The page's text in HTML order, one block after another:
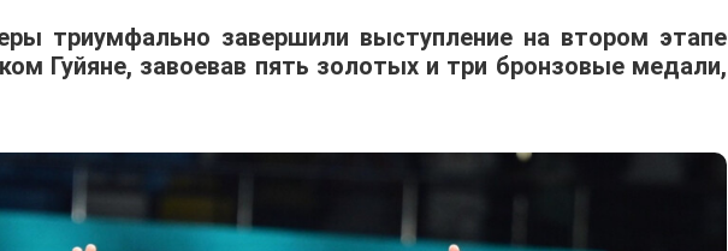
триумфально завершили выступление на втором этапе
Гуйяне, завоевав пять золотых и три бронзовые медали,